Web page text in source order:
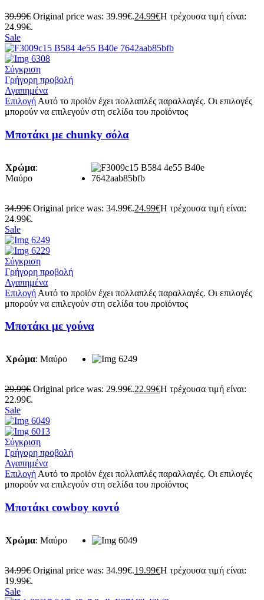
39.99€ Original price was: 39.99€.24.99€Η τρέχουσα τιμή είναι:
24.99€.
Sale
Σύγκριση
Γρήγορη προβολή
Αγαπημένα
Επιλογή Αυτό το προϊόν έχει πολλαπλές παραλλαγές. Οι επιλογές
μπορούν να επιλεγούν στη σελίδα του προϊόντος
Μποτάκι με chunky σόλα
Χρώμα:
Μαύρο
34.99€ Original price was: 34.99€.24.99€Η τρέχουσα τιμή είναι:
24.99€.
Sale
Σύγκριση
Γρήγορη προβολή
Αγαπημένα
Επιλογή Αυτό το προϊόν έχει πολλαπλές παραλλαγές. Οι επιλογές
μπορούν να επιλεγούν στη σελίδα του προϊόντος
Μποτάκι με γούνα
Χρώμα: Μαύρο
29.99€ Original price was: 29.99€.22.99€Η τρέχουσα τιμή είναι:
22.99€.
Sale
Σύγκριση
Γρήγορη προβολή
Αγαπημένα
Επιλογή Αυτό το προϊόν έχει πολλαπλές παραλλαγές. Οι επιλογές
μπορούν να επιλεγούν στη σελίδα του προϊόντος
Μποτάκι cowboy κοντό
Χρώμα: Μαύρο
34.99€ Original price was: 34.99€.19.99€Η τρέχουσα τιμή είναι:
19.99€.
Sale